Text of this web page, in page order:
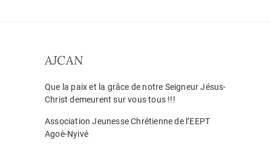
AJCAN
Que la paix et la grâce de notre Seigneur Jésus-
Christ demeurent sur vous tous !!!
Association Jeunesse Chrétienne de l’EEPT
Agoè-Nyivé